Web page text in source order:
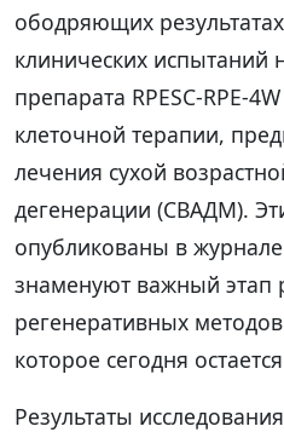
ободряющих
клинических испытаний
препарата RPESC-RPE-
клеточной терапии,
лечения сухой
дегенерации (СВАДМ).
опубликованы в
знаменуют важный этап
регенеративных
которое сегодня
Результаты